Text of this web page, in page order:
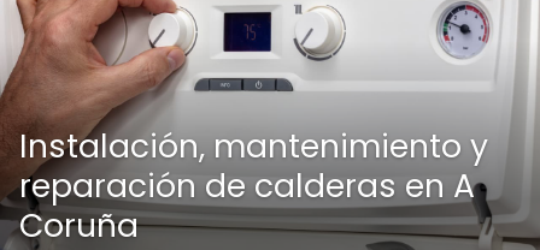
Instalación, mantenimiento y
reparación de calderas en A
Coruña